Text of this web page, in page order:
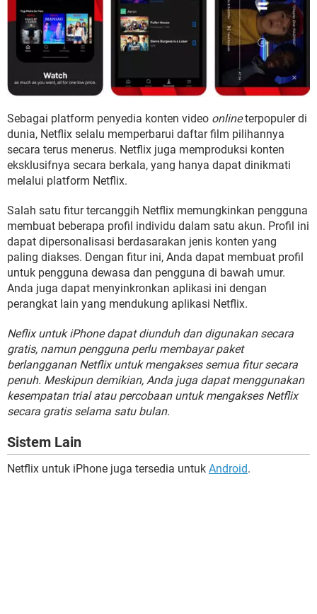
Sebagai platform penyedia konten video onlineterpopuler di
dunia, Netflix selalu memperbarui daftar film pilihannya
secara terus menerus. Netflix juga memproduksi konten
eksklusifnya secara berkala, yang hanya dapat dinikmati
melalui platform Netflix.
Salah satu fitur tercanggih Netflix memungkinkan pengguna
membuat beberapa profil individu dalam satu akun. Profil ini
dapat dipersonalisasi berdasarakan jenis konten yang
paling diakses. Dengan fitur ini, Anda dapat membuat profil
untuk pengguna dewasa dan pengguna di bawah umur.
Anda juga dapat menyinkronkan aplikasi ini dengan
perangkat lain yang mendukung aplikasi Netflix.
Neflix untuk iPhone dapat diunduh dan digunakan secara
gratis, namun pengguna perlu membayar paket
berlangganan Netflix untuk mengakses semua fitur secara
penuh. Meskipun demikian, Anda juga dapat menggunakan
kesempatan trial atau percobaan untuk mengakses Netflix
secara gratis selama satu bulan.
Sistem Lain
Netflix untuk iPhone juga tersedia untuk Android.